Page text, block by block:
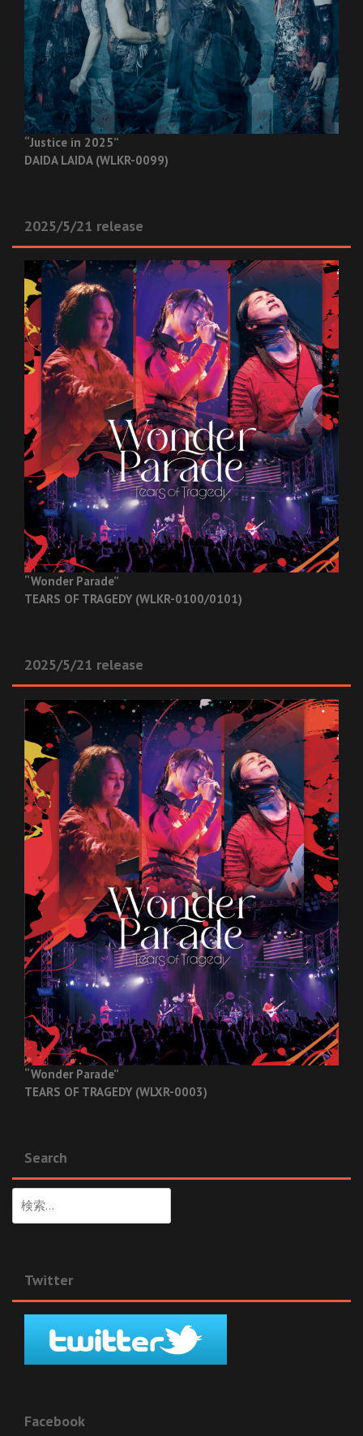
“Justice in 2025”
DAIDA LAIDA (WLKR-0099)
2025/5/21 release
“Wonder Parade”
TEARS OF TRAGEDY (WLKR-0100/0101)
2025/5/21 release
“Wonder Parade”
TEARS OF TRAGEDY (WLXR-0003)
Search
索:
Twitter
Facebook